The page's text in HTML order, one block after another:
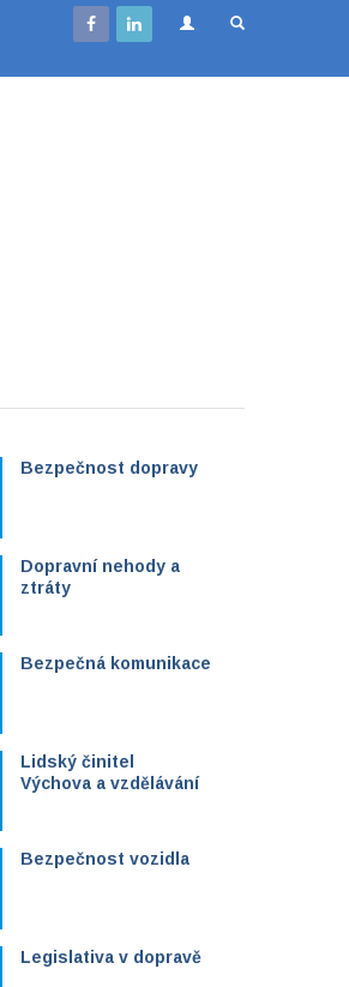
Bezpečnost dopravy
Dopravní nehody a
ztráty
Bezpečná komunikace
Lidský činitel
Výchova a vzdělávání
Bezpečnost vozidla
Legislativa v dopravě